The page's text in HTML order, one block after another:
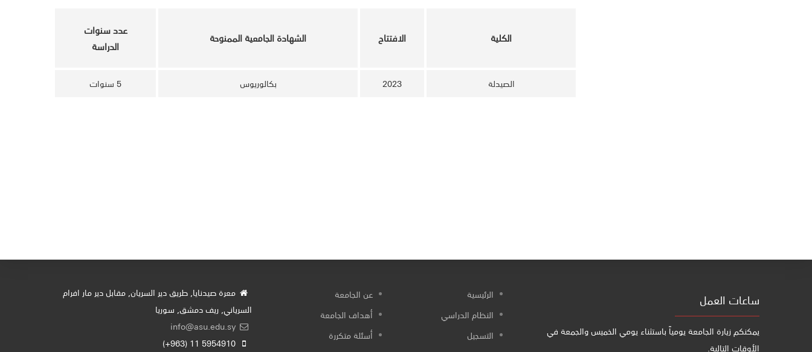
الكلية الافتتاح الشهادة الجامعية الممنوحة
عدد سنوات
الدراسة
الصيدلة 2023 بكالوريوس 5 سنوات
معرة صيدنايا, طريق دير السريان, مقابل دير مار افرام
السرياني, ريف دمشق, سوريا
info@asu.edu.sy
5954910 11 (963+)
عن الجامعة
أهداف الجامعة
أسئلة متكررة
الرئيسية
النظام الدراسي
التسجيل
ساعات العمل
يمكنكم زيارة الجامعة يومياً باستثناء يومي الخميس والجمعة في
الأوقات التالية.